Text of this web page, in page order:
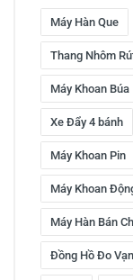
Máy Hàn Que
Thang Nhôm
Máy Khoan Búa
Xe Đẩy 4 bánh
Máy Khoan Pin
Máy Khoan
Máy Hàn Bán
Đồng Hồ Đo